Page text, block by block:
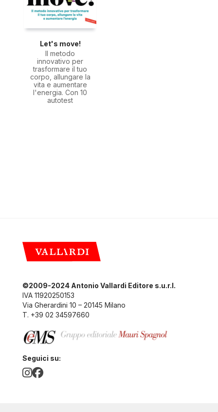
Let's move!
Il metodo
innovativo per
trasformare il tuo
corpo, allungare la
vita e aumentare
l'energia. Con 10
autotest
©2009-2024 Antonio Vallardi Editore s.u.r.l.
IVA 11920250153
Via Gherardini 10 – 20145 Milano
T. +39 02 34597660
Seguici su: